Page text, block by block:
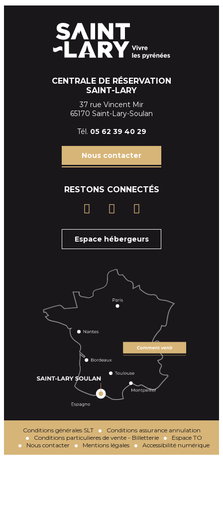
CENTRALE DE RÉSERVATION
SAINT-LARY
37 rue Vincent Mir
65170 Saint-Lary-Soulan
Tél. 05 62 39 40 29
Nous contacter
RESTONS CONNECTÉS
Espace hébergeurs
Conditions générales SLT
Conditions assurance annulation
Conditions particulieres de vente - Billetterie
Espace TO
Nous contacter
Mentions légales Accessibilité numérique